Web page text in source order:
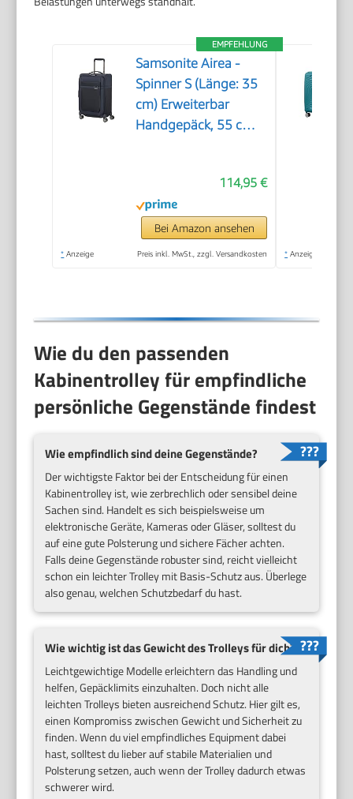
EMPFEHLUNG
Samsonite Airea -
Spinner S (Länge: 35
cm) Erweiterbar
Handgepäck, 55 cm,
114,95 €
Bei Amazon ansehen
* Anzeige Preis inkl. MwSt., zzgl. Versandkosten * Anzeige
Wie du den passenden
Kabinentrolley für empfindliche
persönliche Gegenstände findest
Wie empfindlich sind deine Gegenstände?
Der wichtigste Faktor bei der Entscheidung für einen
Kabinentrolley ist, wie zerbrechlich oder sensibel deine
Sachen sind. Handelt es sich beispielsweise um
elektronische Geräte, Kameras oder Gläser, solltest du
auf eine gute Polsterung und sichere Fächer achten.
Falls deine Gegenstände robuster sind, reicht vielleicht
schon ein leichter Trolley mit Basis-Schutz aus. Überlege
also genau, welchen Schutzbedarf du hast.
Wie wichtig ist das Gewicht des Trolleys für dich?
Leichtgewichtige Modelle erleichtern das Handling und
helfen, Gepäcklimits einzuhalten. Doch nicht alle
leichten Trolleys bieten ausreichend Schutz. Hier gilt es,
einen Kompromiss zwischen Gewicht und Sicherheit zu
finden. Wenn du viel empfindliches Equipment dabei
hast, solltest du lieber auf stabile Materialien und
Polsterung setzen, auch wenn der Trolley dadurch etwas
schwerer wird.